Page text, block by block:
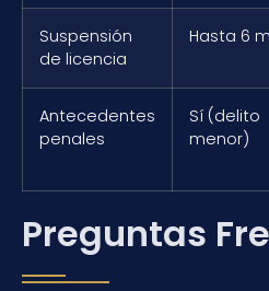
Suspensión
de licencia
Hasta 6
Antecedentes
penales
Sí (delito
menor)
Preguntas